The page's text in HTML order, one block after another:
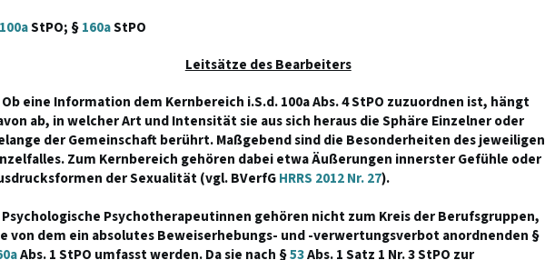
100aStPO; §160aStPO
Leitsätze des Bearbeiters
Ob eine Information dem Kernbereich i.S.d. 100a Abs. 4 StPO zuzuordnen ist, hängt
ab, in welcher Art und Intensität sie aus sich heraus die Sphäre Einzelner oder
der Gemeinschaft berührt. Maßgebend sind die Besonderheiten des jeweiligen
Zum Kernbereich gehören dabei etwa Äußerungen innerster Gefühle oder
der Sexualität (vgl. BVerfGHRRS 2012 Nr. 27).
Psychologische Psychotherapeutinnen gehören nicht zum Kreis der Berufsgruppen,
von dem ein absolutes Beweiserhebungs- und -verwertungsverbot anordnenden §
Abs. 1 StPO umfasst werden. Da sie nach §53Abs. 1 Satz 1 Nr. 3 StPO zur